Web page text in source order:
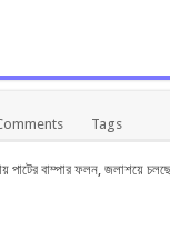
Tags
পাটের বাম্পার ফলন, জলাশয়ে